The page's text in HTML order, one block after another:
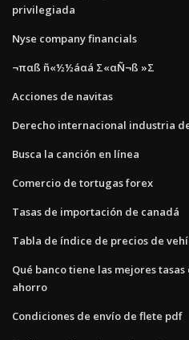
privilegiada
Nyse company financials
¬παß ñ«½½áαá Σ«αÑ¬ß »Σ
Acciones de navitas
Derecho internacional industria
Busca la canción en línea
Comercio de tortugas forex
Tasas de importación de canadá
Tabla de índice de precios de
Qué banco tiene las mejores
ahorro
Condiciones de envío de flete pdf